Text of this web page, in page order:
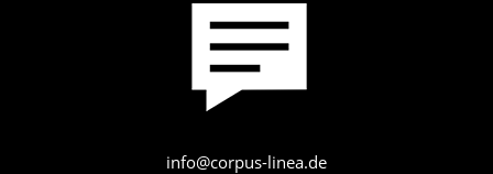
info@corpus-linea.de